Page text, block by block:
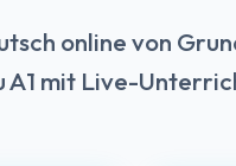
online von
A1 mit Live-